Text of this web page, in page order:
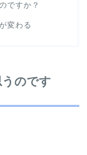
ですか？
変わる
のです